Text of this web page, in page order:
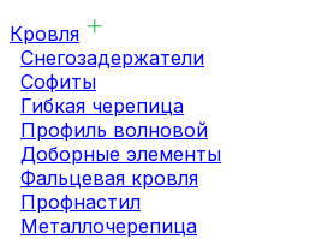
Кровля
Снегозадержатели
Софиты
Гибкая черепица
Профиль волновой
Доборные элементы
Фальцевая кровля
Профнастил
Металлочерепица